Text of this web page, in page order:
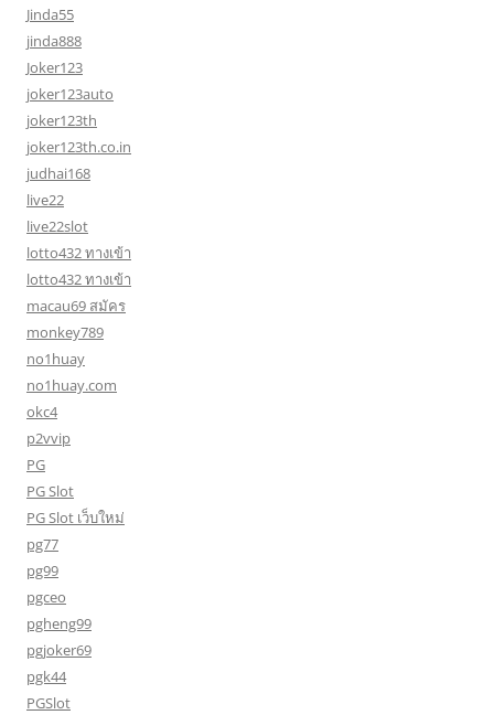
Jinda55
jinda888
Joker123
joker123auto
joker123th
joker123th.co.in
judhai168
live22
live22slot
lotto432 ทางเข้า
lotto432 ทางเข้า
macau69 สมัคร
monkey789
no1huay
no1huay.com
okc4
p2vvip
PG
PG Slot
PG Slot เว็บใหม่
pg77
pg99
pgceo
pgheng99
pgjoker69
pgk44
PGSlot